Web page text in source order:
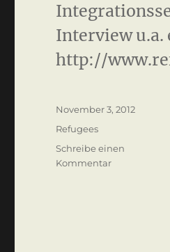
Interview u.a.
http://
Veröffentlicht
am
November 3, 2012
Kategorien
Refugees
Schreibe einen
Kommentarzu